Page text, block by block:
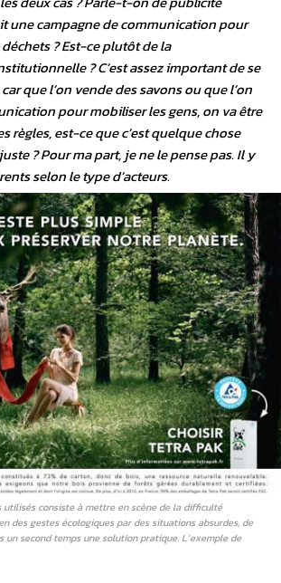
une campagne de communication pour
? Est-ce plutôt de la
? C’est assez important de se
que l’on vende des savons ou que l’on
pour mobiliser les gens, on va être
règles, est-ce que c’est quelque chose
? Pour ma part, je ne le pense pas. Il y
selon le type d’acteurs.
utilisés consiste à mettre en scène de la difficulté
des gestes écologiques par des situations absurdes, de
un second temps une solution pratique. L’exemple de